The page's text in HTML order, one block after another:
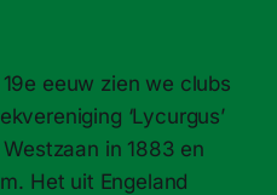
eeuw zien we clubs
‘Lycurgus’
Westzaan in 1883 en
Het uit Engeland